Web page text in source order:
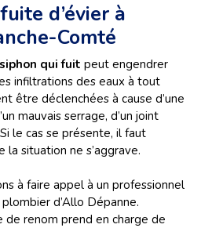
d’évier à
Comté
siphon qui fuit peut engendrer
infiltrations des eaux à tout
être déclenchées à cause d’une
mauvais serrage, d’un joint
le cas se présente, il faut
situation ne s’aggrave.
à faire appel à un professionnel
d’Allo Dépanne.
de renom prend en charge de